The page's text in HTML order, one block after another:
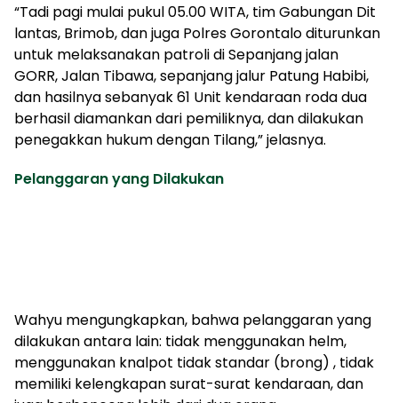
“Tadi pagi mulai pukul 05.00 WITA, tim Gabungan Dit
lantas, Brimob, dan juga Polres Gorontalo diturunkan
untuk melaksanakan patroli di Sepanjang jalan
GORR, Jalan Tibawa, sepanjang jalur Patung Habibi,
dan hasilnya sebanyak 61 Unit kendaraan roda dua
berhasil diamankan dari pemiliknya, dan dilakukan
penegakkan hukum dengan Tilang,” jelasnya.
Pelanggaran yang Dilakukan
Wahyu mengungkapkan, bahwa pelanggaran yang
dilakukan antara lain: tidak menggunakan helm,
menggunakan knalpot tidak standar (brong) , tidak
memiliki kelengkapan surat-surat kendaraan, dan